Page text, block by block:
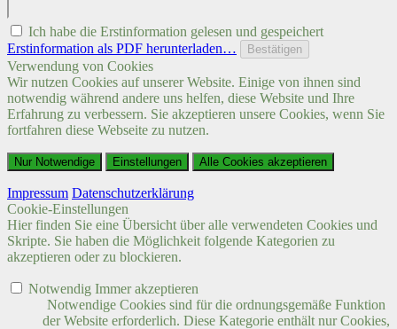
Ich habe die Erstinformation gelesen und gespeichert
Erstinformation als PDF herunterladen…
Bestätigen
Verwendung von Cookies
Wir nutzen Cookies auf unserer Website. Einige von ihnen sind
notwendig während andere uns helfen, diese Website und Ihre
Erfahrung zu verbessern. Sie akzeptieren unsere Cookies, wenn Sie
fortfahren diese Webseite zu nutzen.
Nur Notwendige Einstellungen Alle Cookies akzeptieren
Impressum Datenschutzerklärung
Cookie-Einstellungen
Hier finden Sie eine Übersicht über alle verwendeten Cookies und
Skripte. Sie haben die Möglichkeit folgende Kategorien zu
akzeptieren oder zu blockieren.
Notwendig Immer akzeptieren
Notwendige Cookies sind für die ordnungsgemäße Funktion
der Website erforderlich. Diese Kategorie enthält nur Cookies,